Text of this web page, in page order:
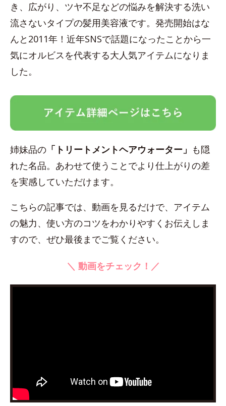
き、広がり、ツヤ不足などの悩みを解決する洗い
流さないタイプの髪用美容液です。発売開始はな
んと2011年！近年SNSで話題になったことから一
気にオルビスを代表する大人気アイテムになりま
した。
姉妹品の 「トリートメントヘアウォーター」 も隠
れた名品。あわせて使うことでより仕上がりの差
を実感していただけます。
こちらの記事では、動画を見るだけで、アイテム
の魅力、使い方のコツをわかりやすくお伝えしま
すので、ぜひ最後までご覧ください。
＼ 動画をチェック！／